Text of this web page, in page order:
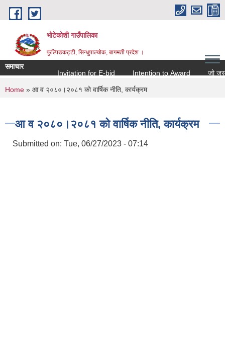
Skip to main content
भोटेकोशी गाउँपालिका
फुल्पिङकट्टी, सिन्धुपाल्चोक, बागमती प्रदेश ।
समाचार
Invitation for E-bid
Intention to Award जो जस संग
You are here
Home » आ व २०८०।२०८१ को वार्षिक नीति, कार्यक्रम
आ व २०८०।२०८१ को वार्षिक नीति, कार्यक्रम
Submitted on: Tue, 06/27/2023 - 07:14